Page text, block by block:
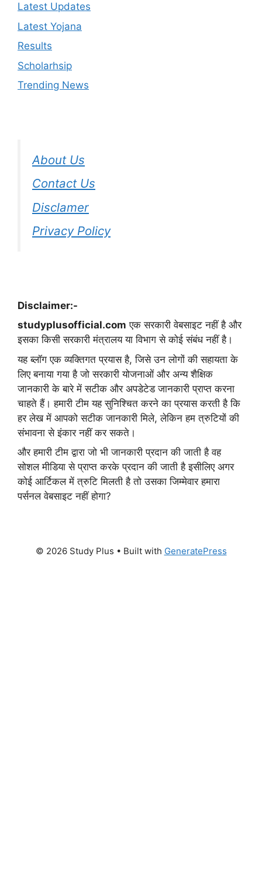
Latest Updates
Latest Yojana
Results
Scholarhsip
Trending News
About Us
Contact Us
Disclamer
Privacy Policy
Disclaimer:-
studyplusofficial.com एक सरकारी वेबसाइट नहीं है और
इसका किसी सरकारी मंत्रालय या विभाग से कोई संबंध नहीं है।
यह ब्लॉग एक व्यक्तिगत प्रयास है, जिसे उन लोगों की सहायता के
लिए बनाया गया है जो सरकारी योजनाओं और अन्य शैक्षिक
जानकारी के बारे में सटीक और अपडेटेड जानकारी प्राप्त करना
चाहते हैं। हमारी टीम यह सुनिश्चित करने का प्रयास करती है कि
हर लेख में आपको सटीक जानकारी मिले, लेकिन हम त्रुटियों की
संभावना से इंकार नहीं कर सकते।
और हमारी टीम द्वारा जो भी जानकारी प्रदान की जाती है वह
सोशल मीडिया से प्राप्त करके प्रदान की जाती है इसीलिए अगर
कोई आर्टिकल में त्रुटि मिलती है तो उसका जिम्मेवार हमारा
पर्सनल वेबसाइट नहीं होगा?
© 2026 Study Plus • Built with GeneratePress